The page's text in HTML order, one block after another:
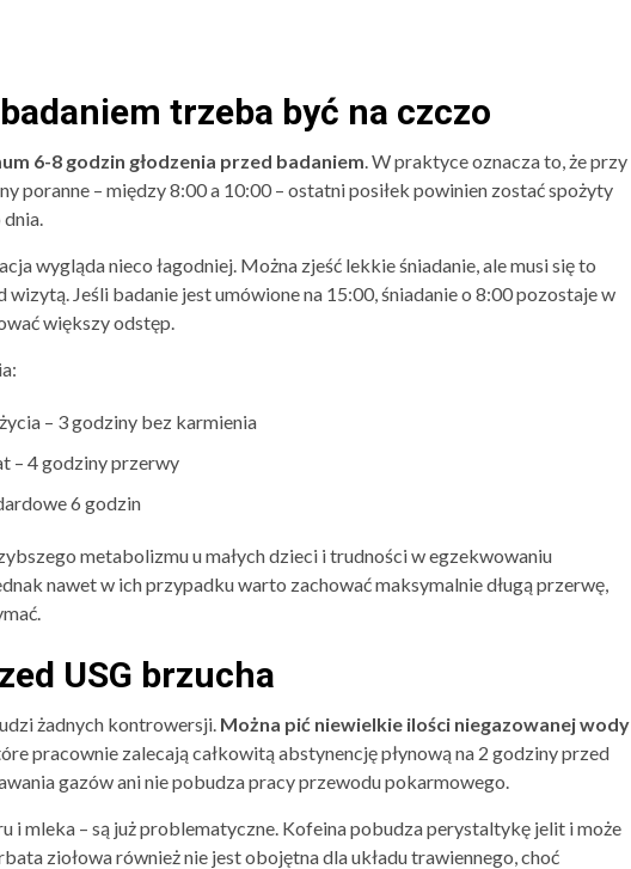
trzeba być na czczo
6-8 godzin głodzenia przed badaniem . W praktyce oznacza to, że przy
poranne – między 8:00 a 10:00 – ostatni posiłek powinien zostać spożyty
wygląda nieco łagodniej. Można zjeść lekkie śniadanie, ale musi się to
Jeśli badanie jest umówione na 15:00, śniadanie o 8:00 pozostaje w
większy odstęp.
– 3 godziny bez karmienia
– 4 godziny przerwy
6 godzin
metabolizmu u małych dzieci i trudności w egzekwowaniu
nawet w ich przypadku warto zachować maksymalnie długą przerwę,
USG brzucha
żadnych kontrowersji. Można pić niewielkie ilości niegazowanej wody
pracownie zalecają całkowitą abstynencję płynową na 2 godziny przed
gazów ani nie pobudza pracy przewodu pokarmowego.
i mleka – są już problematyczne. Kofeina pobudza perystaltykę jelit i może
ziołowa również nie jest obojętna dla układu trawiennego, choć